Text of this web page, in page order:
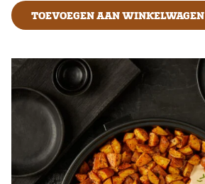
TOEVOEGEN AAN WINKELWAGEN